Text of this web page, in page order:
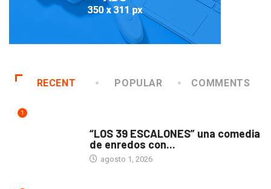
RECENT POPULAR COMMENTS
1
“LOS 39 ESCALONES” una comedia
de enredos con...
agosto 1, 2026